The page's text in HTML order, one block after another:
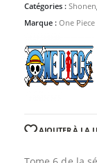
Catégories : Shonen
Marque : One Piece
AJOUTER À LA